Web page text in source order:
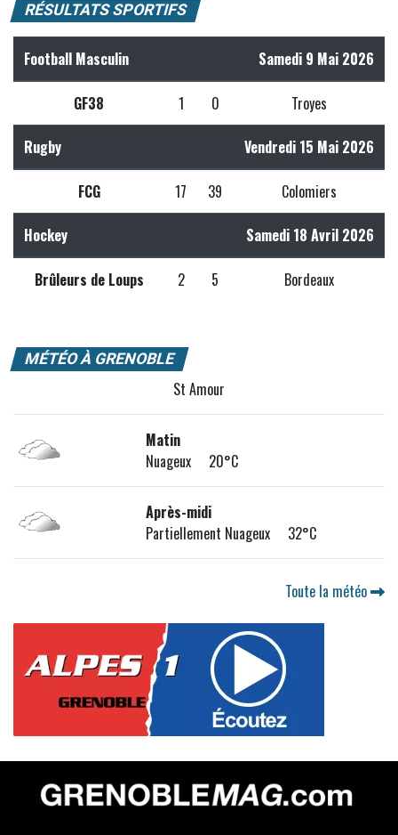
RÉSULTATS SPORTIFS
Football Masculin Samedi 9 Mai 2026
GF38 1 0 Troyes
Rugby Vendredi 15 Mai 2026
FCG 17 39 Colomiers
Hockey Samedi 18 Avril 2026
Brûleurs de Loups 2 5 Bordeaux
MÉTÉO À GRENOBLE
St Amour
Matin
Nuageux 20°C
Après-midi
Partiellement Nuageux 32°C
Toute la météo